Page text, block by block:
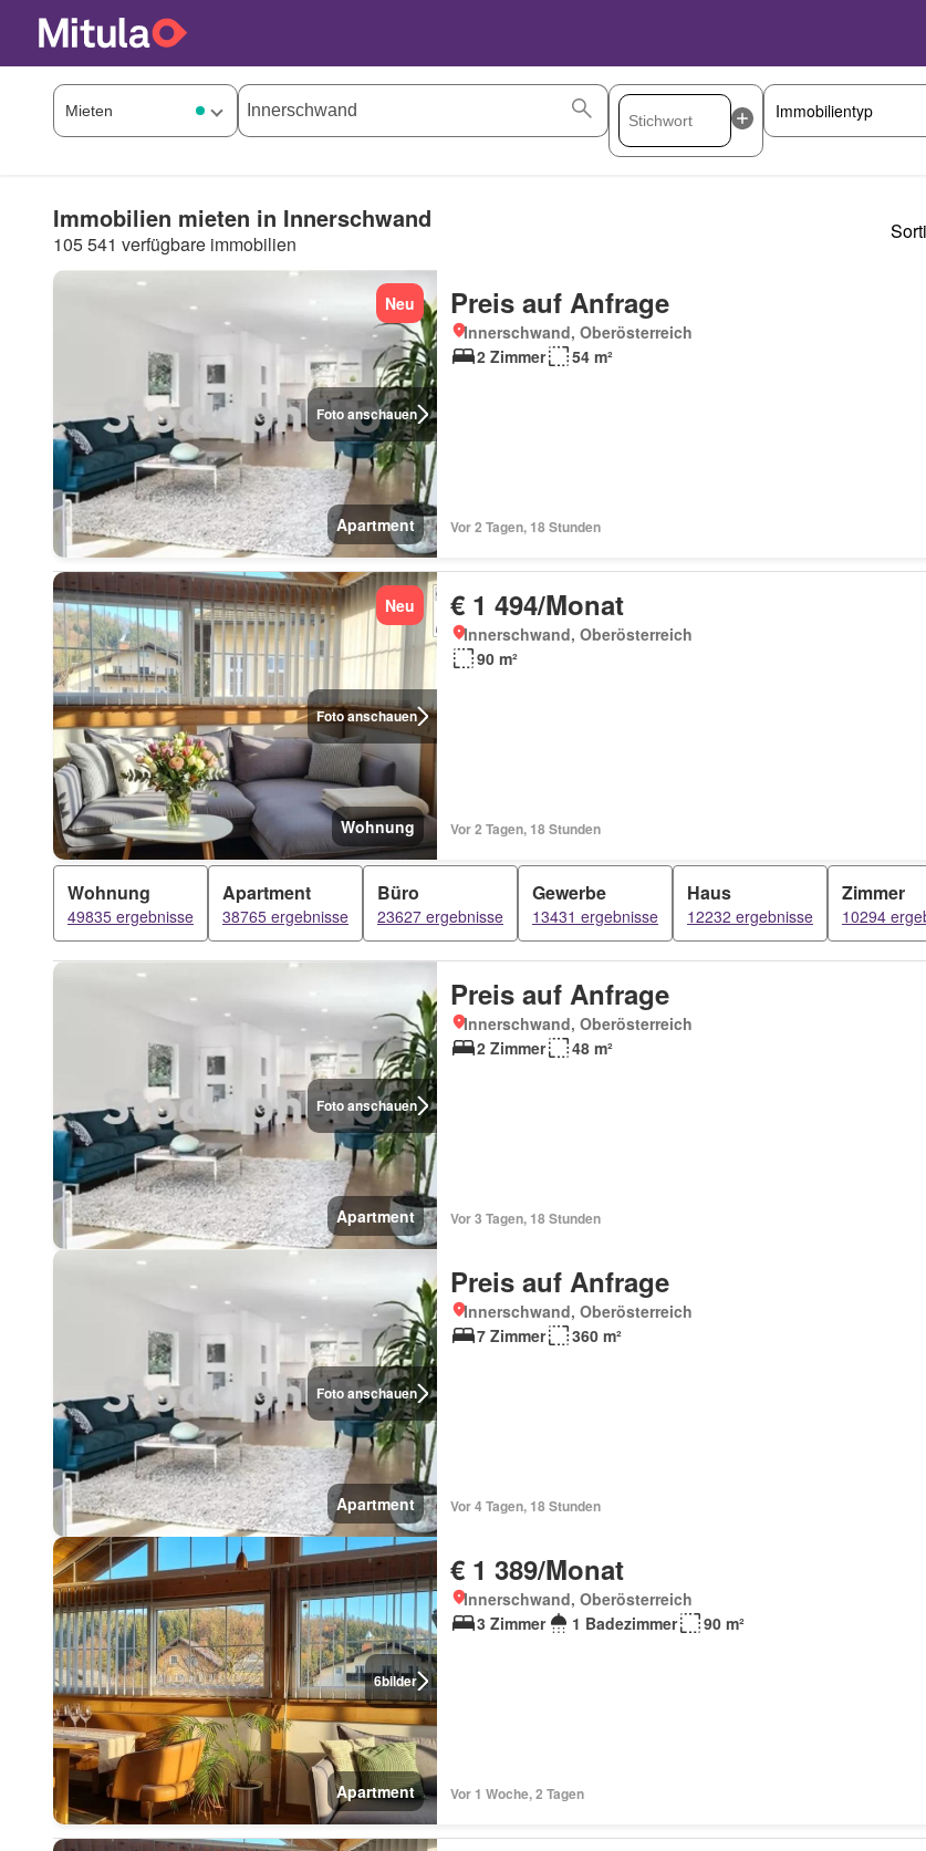
Immobilien mieten in Innerschwand
105 541 verfügbare immobilien
Foto anschauen
Neu
Apartment
Preis auf Anfrage
Innerschwand, Oberösterreich
2 Zimmer
54 m²
Vor 2 Tagen, 18 Stunden
Foto anschauen
Neu
Wohnung
€ 1 494/Monat
Innerschwand, Oberösterreich
90 m²
Vor 2 Tagen, 18 Stunden
Wohnung
49835 ergebnisse
Apartment
38765 ergebnisse
Büro
23627 ergebnisse
Gewerbe
13431 ergebnisse
Haus
12232 ergebnisse
Zimmer
10294
Foto anschauen
Apartment
Preis auf Anfrage
Innerschwand, Oberösterreich
2 Zimmer
48 m²
Vor 3 Tagen, 18 Stunden
Foto anschauen
Apartment
Preis auf Anfrage
Innerschwand, Oberösterreich
7 Zimmer
360 m²
Vor 4 Tagen, 18 Stunden
6bilder
Apartment
€ 1 389/Monat
Innerschwand, Oberösterreich
3 Zimmer
1 Badezimmer 90 m²
Vor 1 Woche, 2 Tagen